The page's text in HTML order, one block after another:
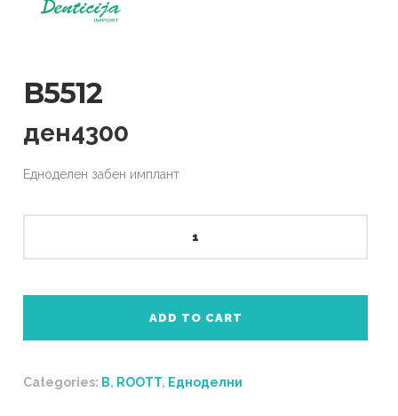
B5512
ден4300
Едноделен забен имплант
ADD TO CART
Categories: B, ROOTT, Едноделни